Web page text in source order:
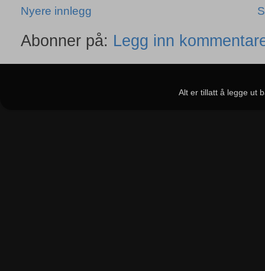
Nyere innlegg
Abonner på: Legg inn
Alt er tillatt å legge ut